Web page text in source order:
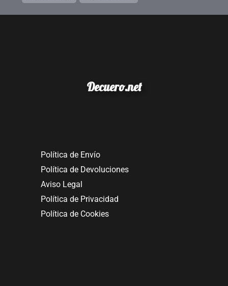
Decuero.net
Política de Envío
Política de Devoluciones
Aviso Legal
Política de Privacidad
Política de Cookies